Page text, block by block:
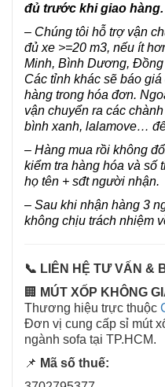
đủ trước khi giao hàng.
– Chúng tôi hỗ trợ vận
đủ xe >=20 m3, nếu ít
Minh, Bình Dương,
Các tỉnh khác sẽ báo
hàng trong hóa đơn.
vận chuyển ra các
bình xanh, lalamove…
– Hàng mua rồi không
kiểm tra hàng hóa và số
họ tên + sđt người nhận.
– Sau khi nhận hàng 3
không chịu trách nhiệm
📞 LIÊN HỆ TƯ VẤN &
🏢
MÚT XỐP KHÔNG
Thương hiệu trực thuộc
Đơn vị cung cấp sỉ mút
ngành sofa tại TP.HCM.
📌 Mã số thuế: